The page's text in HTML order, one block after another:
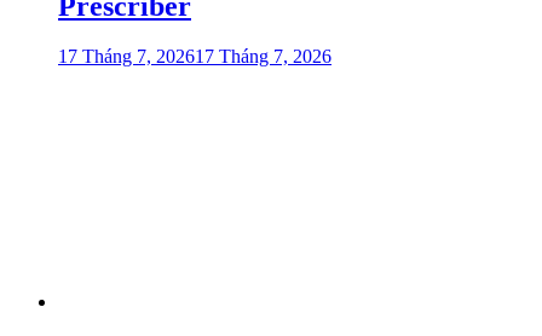
17 Tháng 7, 202617 Tháng 7, 2026